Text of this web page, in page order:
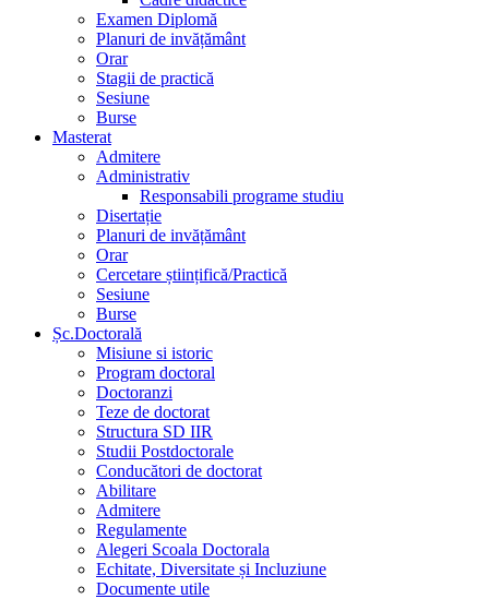
Examen Diplomă
Planuri de invățământ
Orar
Stagii de practică
Sesiune
Burse
Masterat
Admitere
Administrativ
Responsabili programe studiu
Disertație
Planuri de invățământ
Orar
Cercetare științifică/Practică
Sesiune
Burse
Șc.Doctorală
Misiune si istoric
Program doctoral
Doctoranzi
Teze de doctorat
Structura SD IIR
Studii Postdoctorale
Conducători de doctorat
Abilitare
Admitere
Regulamente
Alegeri Scoala Doctorala
Echitate, Diversitate și Incluziune
Documente utile